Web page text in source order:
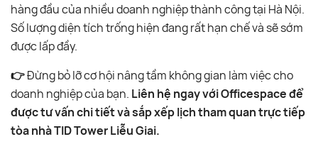
hàng đầu của nhiều doanh nghiệp thành công tại Hà Nội.
Số lượng diện tích trống hiện đang rất hạn chế và sẽ sớm
được lấp đầy.
👉Đừng bỏ lỡ cơ hội nâng tầm không gian làm việc cho
doanh nghiệp của bạn. Liên hệ ngay với Officespace để
được tư vấn chi tiết và sắp xếp lịch tham quan trực tiếp
tòa nhà TID Tower Liễu Giai.